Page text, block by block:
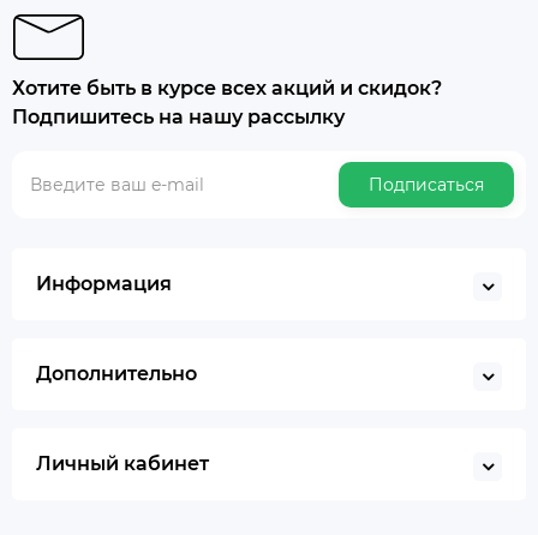
Хотите быть в курсе всех акций и скидок?
Подпишитесь на нашу рассылку
Подписаться
Информация
Дополнительно
Личный кабинет